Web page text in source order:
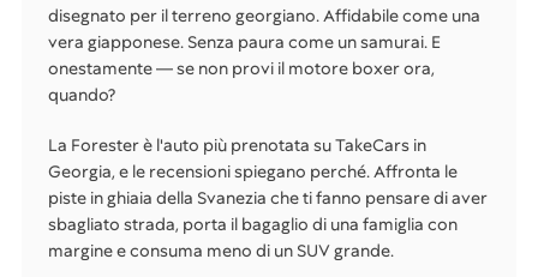
disegnato per il terreno georgiano. Affidabile come una
vera giapponese. Senza paura come un samurai. E
onestamente — se non provi il motore boxer ora,
quando?
La Forester è l'auto più prenotata su TakeCars in
Georgia, e le recensioni spiegano perché. Affronta le
piste in ghiaia della Svanezia che ti fanno pensare di aver
sbagliato strada, porta il bagaglio di una famiglia con
margine e consuma meno di un SUV grande.